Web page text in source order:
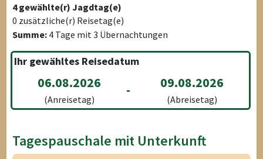
4gewählte(r) Jagdtag(e)
0 zusätzliche(r) Reisetag(e)
Summe: 4 Tage mit3 Übernachtungen
Ihr gewähltes Reisedatum
06.08.2026
(Anreisetag)
- 09.08.2026
(Abreisetag)
Tagespauschale mit Unterkunft